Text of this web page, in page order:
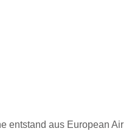
entstand aus European Air